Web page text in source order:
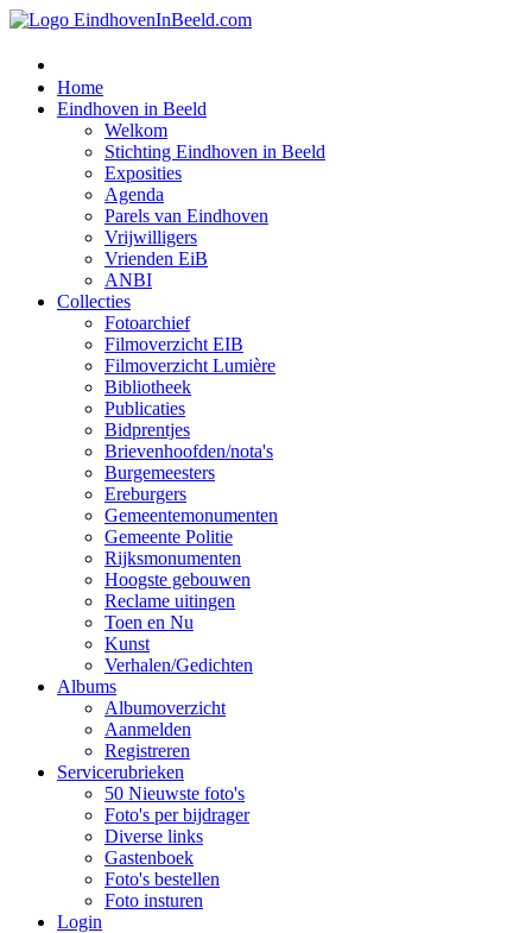
Home
Eindhoven in Beeld
Welkom
Stichting Eindhoven in Beeld
Exposities
Agenda
Parels van Eindhoven
Vrijwilligers
Vrienden EiB
ANBI
Collecties
Fotoarchief
Filmoverzicht EIB
Filmoverzicht Lumière
Bibliotheek
Publicaties
Bidprentjes
Brievenhoofden/nota's
Burgemeesters
Ereburgers
Gemeentemonumenten
Gemeente Politie
Rijksmonumenten
Hoogste gebouwen
Reclame uitingen
Toen en Nu
Kunst
Verhalen/Gedichten
Albums
Albumoverzicht
Aanmelden
Registreren
Servicerubrieken
50 Nieuwste foto's
Foto's per bijdrager
Diverse links
Gastenboek
Foto's bestellen
Foto insturen
Login